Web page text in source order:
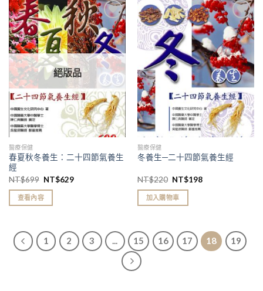
加入
「願
望清
單」
絕版品
醫療保健
春夏秋冬養生：二十四節氣養生
經
NT$699 NT$629
查看內容
加入
「願
望清
單」
醫療保健
冬養生─二十四節氣養生經
NT$220 NT$198
加入購物車
1 2 3 ... 15 16 17 18 19